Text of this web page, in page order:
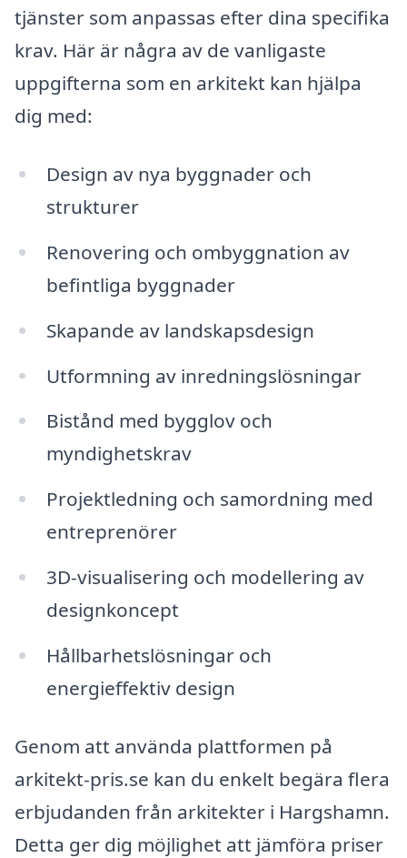
tjänster som anpassas efter dina specifika
krav. Här är några av de vanligaste
uppgifterna som en arkitekt kan hjälpa
dig med:
Design av nya byggnader och
strukturer
Renovering och ombyggnation av
befintliga byggnader
Skapande av landskapsdesign
Utformning av inredningslösningar
Bistånd med bygglov och
myndighetskrav
Projektledning och samordning med
entreprenörer
3D-visualisering och modellering av
designkoncept
Hållbarhetslösningar och
energieffektiv design
Genom att använda plattformen på
arkitekt-pris.se kan du enkelt begära flera
erbjudanden från arkitekter i Hargshamn.
Detta ger dig möjlighet att jämföra priser